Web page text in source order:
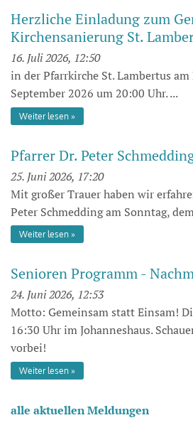
Herzliche Einladung zum
Kirchensanierung St.
16. Juli 2026, 12:50
in der Pfarrkirche St. Lambertus am
September 2026 um 20:00 Uhr. ...
Weiter lesen
Pfarrer Dr. Peter
25. Juni 2026, 17:20
Mit großer Trauer haben wir
Peter Schmedding am Sonntag,
Weiter lesen
Senioren Programm -
24. Juni 2026, 12:53
Motto: Gemeinsam statt Einsam!
16:30 Uhr im Johanneshaus.
vorbei!
Weiter lesen
alle aktuellen Meldungen